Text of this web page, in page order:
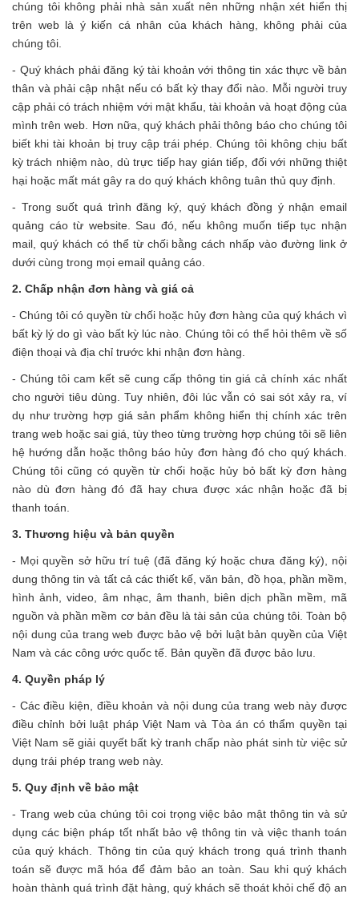
chúng tôi không phải nhà sản xuất nên những nhận xét hiển thị
trên web là ý kiến cá nhân của khách hàng, không phải của
chúng tôi.
- Quý khách phải đăng ký tài khoản với thông tin xác thực về bản
thân và phải cập nhật nếu có bất kỳ thay đổi nào. Mỗi người truy
cập phải có trách nhiệm với mật khẩu, tài khoản và hoạt động của
mình trên web. Hơn nữa, quý khách phải thông báo cho chúng tôi
biết khi tài khoản bị truy cập trái phép. Chúng tôi không chịu bất
kỳ trách nhiệm nào, dù trực tiếp hay gián tiếp, đối với những thiệt
hại hoặc mất mát gây ra do quý khách không tuân thủ quy định.
- Trong suốt quá trình đăng ký, quý khách đồng ý nhận email
quảng cáo từ website. Sau đó, nếu không muốn tiếp tục nhận
mail, quý khách có thể từ chối bằng cách nhấp vào đường link ở
dưới cùng trong mọi email quảng cáo.
2. Chấp nhận đơn hàng và giá cả
- Chúng tôi có quyền từ chối hoặc hủy đơn hàng của quý khách vì
bất kỳ lý do gì vào bất kỳ lúc nào. Chúng tôi có thể hỏi thêm về số
điện thoại và địa chỉ trước khi nhận đơn hàng.
- Chúng tôi cam kết sẽ cung cấp thông tin giá cả chính xác nhất
cho người tiêu dùng. Tuy nhiên, đôi lúc vẫn có sai sót xảy ra, ví
dụ như trường hợp giá sản phẩm không hiển thị chính xác trên
trang web hoặc sai giá, tùy theo từng trường hợp chúng tôi sẽ liên
hệ hướng dẫn hoặc thông báo hủy đơn hàng đó cho quý khách.
Chúng tôi cũng có quyền từ chối hoặc hủy bỏ bất kỳ đơn hàng
nào dù đơn hàng đó đã hay chưa được xác nhận hoặc đã bị
thanh toán.
3. Thương hiệu và bản quyền
- Mọi quyền sở hữu trí tuệ (đã đăng ký hoặc chưa đăng ký), nội
dung thông tin và tất cả các thiết kế, văn bản, đồ họa, phần mềm,
hình ảnh, video, âm nhạc, âm thanh, biên dịch phần mềm, mã
nguồn và phần mềm cơ bản đều là tài sản của chúng tôi. Toàn bộ
nội dung của trang web được bảo vệ bởi luật bản quyền của Việt
Nam và các công ước quốc tế. Bản quyền đã được bảo lưu.
4. Quyền pháp lý
- Các điều kiện, điều khoản và nội dung của trang web này được
điều chỉnh bởi luật pháp Việt Nam và Tòa án có thẩm quyền tại
Việt Nam sẽ giải quyết bất kỳ tranh chấp nào phát sinh từ việc sử
dụng trái phép trang web này.
5. Quy định về bảo mật
- Trang web của chúng tôi coi trọng việc bảo mật thông tin và sử
dụng các biện pháp tốt nhất bảo vệ thông tin và việc thanh toán
của quý khách. Thông tin của quý khách trong quá trình thanh
toán sẽ được mã hóa để đảm bảo an toàn. Sau khi quý khách
hoàn thành quá trình đặt hàng, quý khách sẽ thoát khỏi chế độ an